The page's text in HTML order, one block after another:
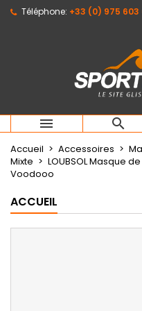
Téléphone: +33 (0) 975 603
 
Accueil Accessoires
Mixte
LOUBSOL Masque
Voodooo
ACCUEIL
Créer une nouvelle
Nom de la liste d'envies
Annuler
Vous devez être
à votre liste d'envies.